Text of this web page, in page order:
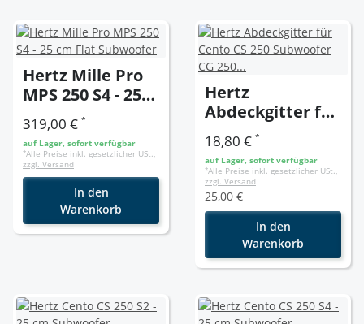
Hertz Mille Pro
MPS 250 S4 - 25
cm Flat
Subwoofer
319,00 € *
auf Lager, sofort verfügbar
*Alle Preise inkl. gesetzlicher USt.,
zzgl. Versand
In den
Warenkorb
Hertz
Abdeckgitter für
Cento CS 250
Subwoofer CG
250 - Grill 250mm
18,80 € *
auf Lager, sofort verfügbar
*Alle Preise inkl. gesetzlicher USt.,
zzgl. Versand
25,00 €
In den
Warenkorb